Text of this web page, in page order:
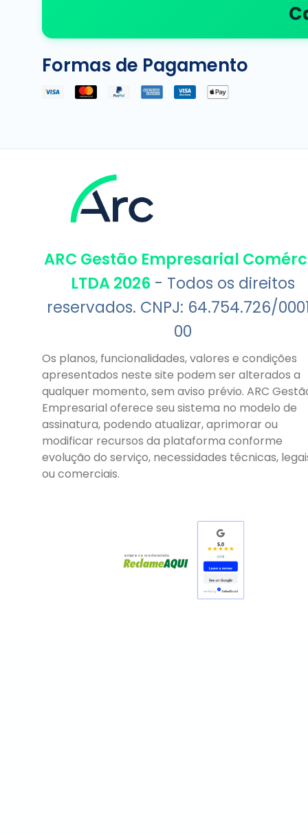
Formas de Pagamento
ARC Gestão Empresarial
LTDA 2026 - Todos os direitos
reservados. CNPJ: 64.754.726/
00
Os planos, funcionalidades, valores e condições
apresentados neste site podem ser alterados a
qualquer momento, sem aviso prévio. ARC
Empresarial oferece seu sistema no modelo de
assinatura, podendo atualizar, aprimorar ou
modificar recursos da plataforma conforme
evolução do serviço, necessidades técnicas,
ou comerciais.